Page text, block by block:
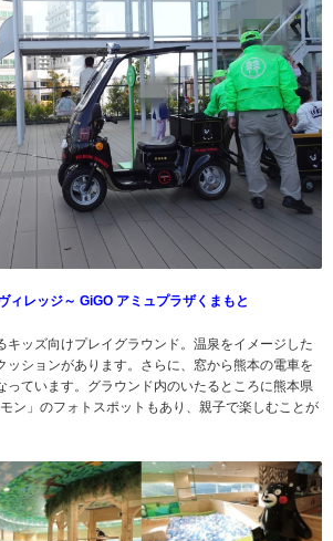
ィレッジ～ GiGO アミュプラザくまもと
キッズ向けプレイグラウンド。温泉をイメージした
ッションがあります。さらに、窓から熊本の電車を
っています。グラウンド内のいたるところに熊本県
ン」のフォトスポットもあり、親子で楽しむことが